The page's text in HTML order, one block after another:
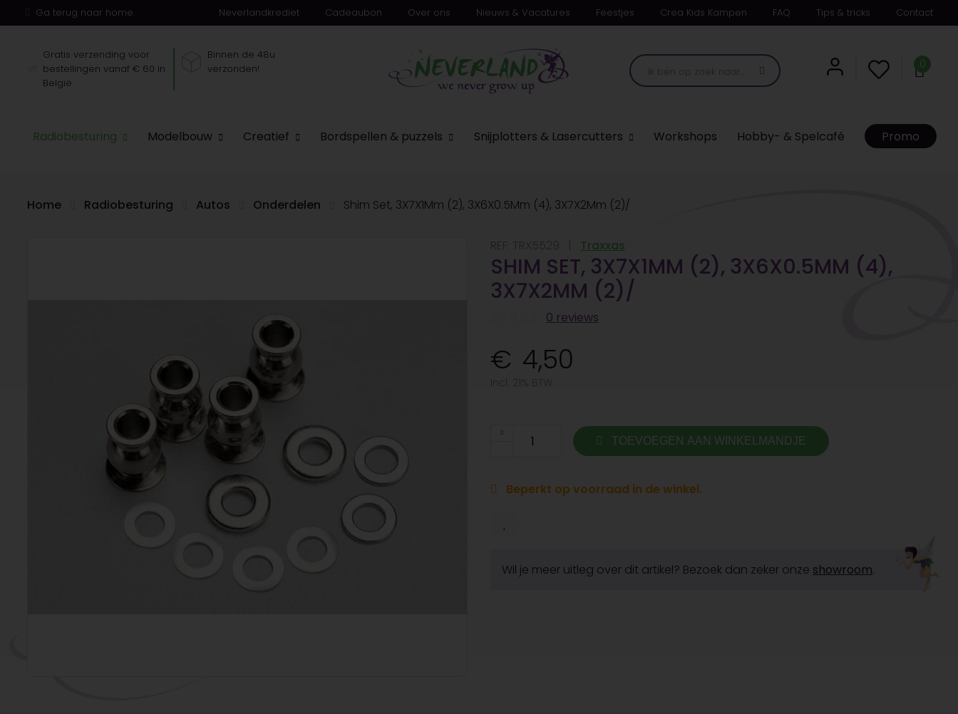
Ga terug naar home. Neverlandkrediet Cadeaubon Over ons Nieuws & Vacatures Feestjes Crea Kids Kampen FAQ Tips & tricks Contact
Gratis verzending voor
bestellingen vanaf € 60 in
België
Binnen de 48u
verzonden!
0
Radiobesturing Modelbouw Creatief Bordspellen & puzzels Snijplotters & Lasercutters Workshops Hobby- & Spelcafé Promo
Home Radiobesturing Autos Onderdelen Shim Set, 3X7X1Mm (2), 3X6X0.5Mm (4), 3X7X2Mm (2)/
Traxxas
SHIM SET, 3X7X1MM (2), 3X6X0.5MM (4),
3X7X2MM (2)/
0 reviews
4,50
TOEVOEGEN AAN WINKELMANDJE
Beperkt op voorraad in de winkel.
Wil je meer uitleg over dit artikel? Bezoek dan zeker onze showroom.